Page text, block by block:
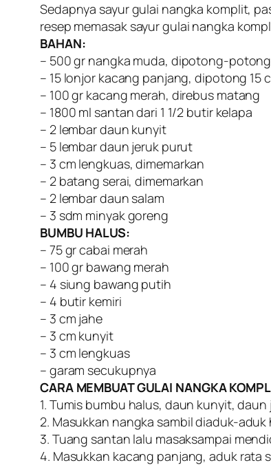
Sedapnya sayur gulai nangka komplit,
resep memasak sayur gulai nangka
BAHAN:
– 500 gr nangka muda, dipotong-potong
– 15 lonjor kacang panjang, dipotong 15
– 100 gr kacang merah, direbus matang
– 1800 ml santan dari 1 1/2 butir kelapa
– 2 lembar daun kunyit
– 5 lembar daun jeruk purut
– 3 cm lengkuas, dimemarkan
– 2 batang serai, dimemarkan
– 2 lembar daun salam
– 3 sdm minyak goreng
BUMBU HALUS:
– 75 gr cabai merah
– 100 gr bawang merah
– 4 siung bawang putih
– 4 butir kemiri
– 3 cm jahe
– 3 cm kunyit
– 3 cm lengkuas
– garam secukupnya
CARA MEMBUAT GULAI NANGKA
1. Tumis bumbu halus, daun kunyit,
2. Masukkan nangka sambil diaduk-aduk
3. Tuang santan lalu masaksampai
4. Masukkan kacang panjang, aduk rata